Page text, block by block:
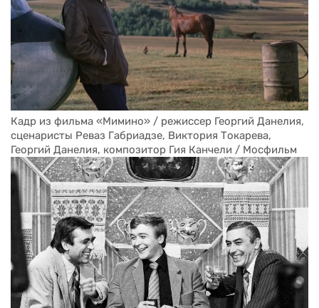
Кадр из фильма «Мимино» / режиссер Георгий Данелия,
сценаристы Реваз Габриадзе, Виктория Токарева,
Георгий Данелия, композитор Гия Канчели / Мосфильм